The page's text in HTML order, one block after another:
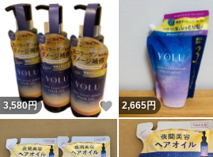
3,580円 いいね！
2,665円